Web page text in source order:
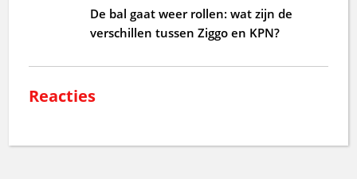
De bal gaat weer rollen: wat zijn de
verschillen tussen Ziggo en KPN?
Reacties